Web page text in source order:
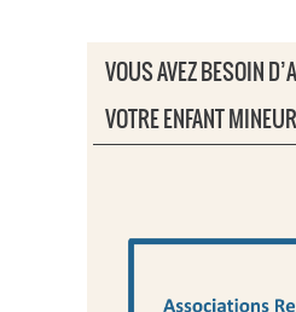
VOUS AVEZ BESOIN
VOTRE ENFANT